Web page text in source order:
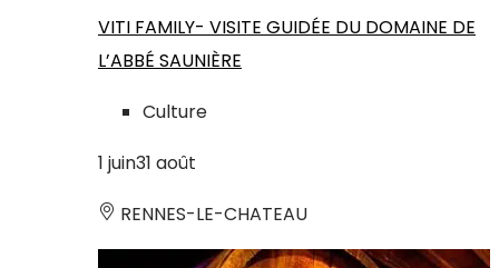
VITI FAMILY- VISITE GUIDÉE DU DOMAINE DE
L’ABBÉ SAUNIÈRE
Culture
1 juin31 août
RENNES-LE-CHATEAU